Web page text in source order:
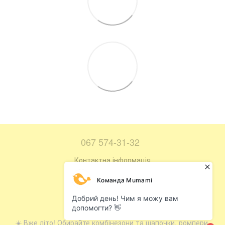
067 574-31-32
Контактна інформація
Повна версія сайту
Мапа сайту
© 2016—2026
☀️ Вже літо! Обирайте комбінезони та шапочки, ромпери,